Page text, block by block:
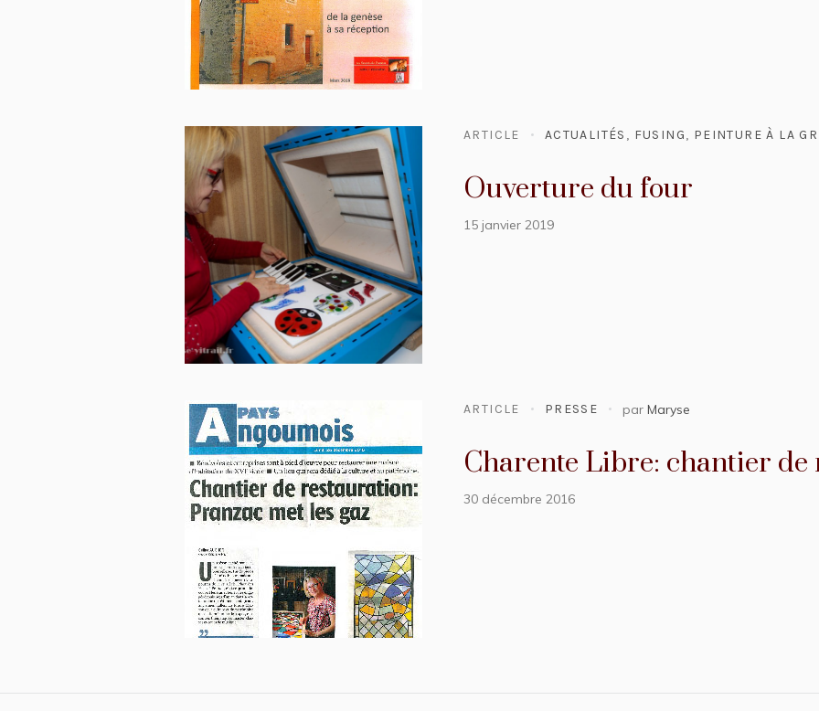
ARTICLE ACTUALITÉS , FUSING, PEINTURE À LA
Ouverture du four
15 janvier 2019
ARTICLE PRESSE parMaryse
Charente Libre: chantier
30 décembre 2016